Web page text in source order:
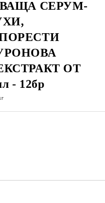
СЕРУМ-
ОТ
- 12бр